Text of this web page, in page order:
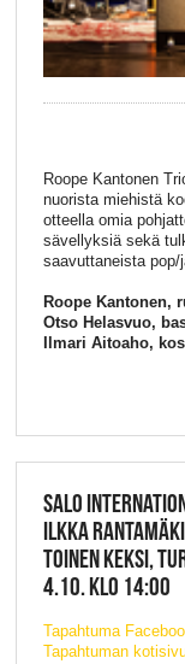
Roope Kantonen
nuorista miehistä
otteella omia
sävellyksiä sekä
saavuttaneista pop/
Roope Kantonen,
Otso Helasvuo,
Ilmari Aitoaho,
SALO
ILKKA
TOINEN KEKSI,
4.10. KLO 14:00
Tapahtuma
Tapahtuman